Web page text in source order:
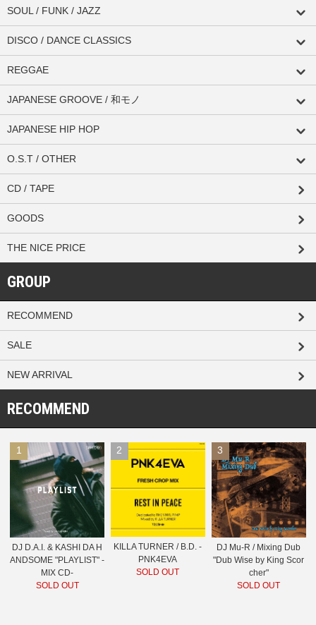
SOUL / FUNK / JAZZ
DISCO / DANCE CLASSICS
REGGAE
JAPANESE GROOVE / 和モノ
JAPANESE HIP HOP
O.S.T / OTHER
CD / TAPE
GOODS
THE NICE PRICE
GROUP
RECOMMEND
SALE
NEW ARRIVAL
RECOMMEND
1
DJ D.A.I. & KASHI DA H
ANDSOME "PLAYLIST" -
MIX CD-
SOLD OUT
2
KILLA TURNER / B.D. -
PNK4EVA
SOLD OUT
3
DJ Mu-R / Mixing Dub
"Dub Wise by King Scor
cher"
SOLD OUT